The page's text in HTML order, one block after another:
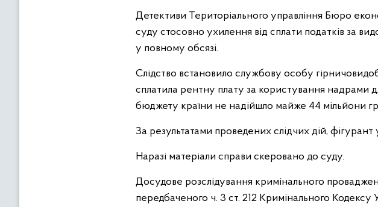
Детективи Територіального управління Бюро
суду стосовно ухилення від сплати податків за
у повному обсязі.
Слідство встановило службову особу
сплатила рентну плату за користування надрами
бюджету країни не надійшло майже 44 мільйони
За результатами проведених слідчих дій,
Наразі матеріали справи скеровано до суду.
Досудове розслідування кримінального
передбаченого ч. 3 ст. 212 Кримінального Кодексу